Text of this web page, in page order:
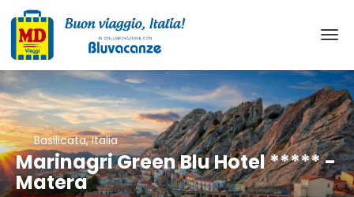
Basilicata, Italia
Marinagri Green Blu Hotel ***** -
Matera